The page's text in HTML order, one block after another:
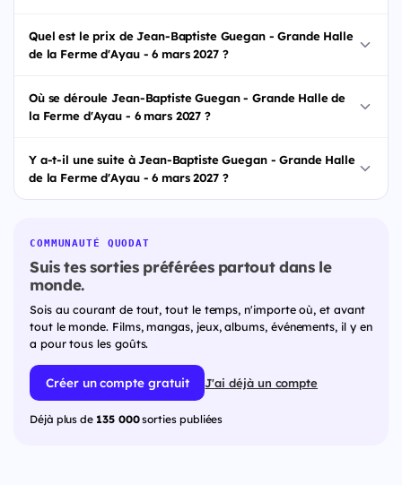
Quel est le prix de Jean-Baptiste Guegan - Grande Halle
de la Ferme d'Ayau - 6 mars 2027 ?
Où se déroule Jean-Baptiste Guegan - Grande Halle de
la Ferme d'Ayau - 6 mars 2027 ?
Y a-t-il une suite à Jean-Baptiste Guegan - Grande Halle
de la Ferme d'Ayau - 6 mars 2027 ?
COMMUNAUTÉ QUODAT
Suis tes sorties préférées partout dans le
monde.
Sois au courant de tout, tout le temps, n'importe où, et avant
tout le monde. Films, mangas, jeux, albums, événements, il y en
a pour tous les goûts.
Créer un compte gratuit J'ai déjà un compte
Déjà plus de 135 000sorties publiées